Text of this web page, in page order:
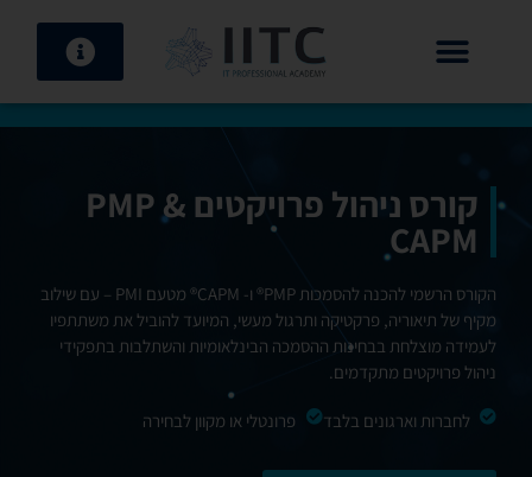
קורס ניהול פרויקטים PMP &
CAPM
הקורס הרשמי להכנה להסמכות PMP® ו- CAPM® מטעם PMI – עם שילוב
מקיף של תיאוריה, פרקטיקה ותרגול מעשי, המיועד להוביל את משתתפיו
לעמידה מוצלחת בבחינות ההסמכה הבינלאומיות והשתלבות בתפקידי
ניהול פרויקטים מתקדמים.
לחברות וארגונים בלבד פרונטלי או מקוון לבחירה